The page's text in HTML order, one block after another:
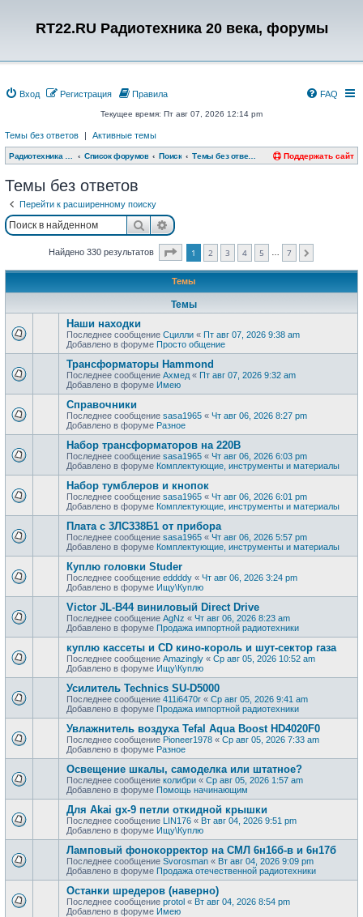
RT22.RU Радиотехника 20 века, форумы
Вход Регистрация FAQ
Правила
Текущее время: Пт авг 07, 2026 12:14 pm
Темы без ответов | Активные темы
Список форумов Поиск Темы без ответов Поддержать сайт
Темы без ответов
Перейти к расширенному поиску
ПоискРасширенный поиск
Найдено 330 результатов Страница из
1 2 3 4 5 7
Темы
Темы
Наши находки
Последнее сообщение Сцилли « Пт авг 07, 2026 9:38 am
Добавлено в форуме Просто общение
Трансформаторы Hammond
Последнее сообщение Ахмед « Пт авг 07, 2026 9:32 am
Добавлено в форуме Имею
Справочники
Последнее сообщение sasa1965 « Чт авг 06, 2026 8:27 pm
Добавлено в форуме Разное
Набор трансформаторов на 220В
Последнее сообщение sasa1965 « Чт авг 06, 2026 6:03 pm
Добавлено в форуме Комплектующие, инструменты и материалы
Набор тумблеров и кнопок
Последнее сообщение sasa1965 « Чт авг 06, 2026 6:01 pm
Добавлено в форуме Комплектующие, инструменты и материалы
Плата с 3ЛС338Б1 от прибора
Последнее сообщение sasa1965 « Чт авг 06, 2026 5:57 pm
Добавлено в форуме Комплектующие, инструменты и материалы
Куплю головки Studer
Последнее сообщение eddddy « Чт авг 06, 2026 3:24 pm
Добавлено в форуме Ищу\Куплю
Victor JL-B44 виниловый Direct Drive
Последнее сообщение AgNz « Чт авг 06, 2026 8:23 am
Добавлено в форуме Продажа импортной радиотехники
куплю кассеты и CD кино-король и шут-сектор газа
Последнее сообщение Amazingly « Ср авг 05, 2026 10:52 am
Добавлено в форуме Ищу\Куплю
Усилитель Technics SU-D5000
Последнее сообщение 411i6470r « Ср авг 05, 2026 9:41 am
Добавлено в форуме Продажа импортной радиотехники
Увлажнитель воздуха Tefal Aqua Boost HD4020F0
Последнее сообщение Pioneer1978 « Ср авг 05, 2026 7:33 am
Добавлено в форуме Разное
Освещение шкалы, самоделка или штатное?
Последнее сообщение колибри « Ср авг 05, 2026 1:57 am
Добавлено в форуме Помощь начинающим
Для Akai gx-9 петли откидной крышки
Последнее сообщение LIN176 « Вт авг 04, 2026 9:51 pm
Добавлено в форуме Ищу\Куплю
Ламповый фонокорректор на СМЛ 6н16б-в и 6н17б
Последнее сообщение Svorosman « Вт авг 04, 2026 9:09 pm
Добавлено в форуме Продажа отечественной радиотехники
Останки шредеров (наверно)
Последнее сообщение protol « Вт авг 04, 2026 8:54 pm
Добавлено в форуме Имею